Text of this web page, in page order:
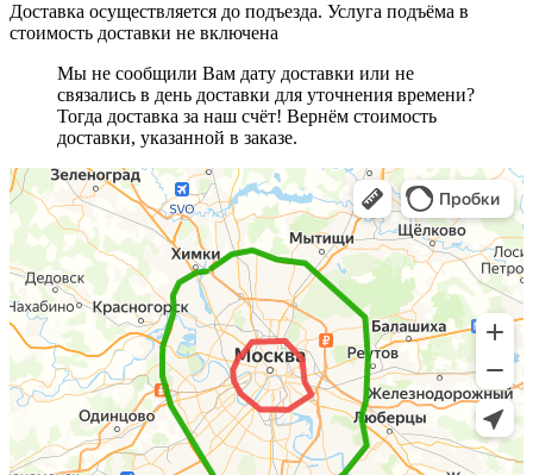
Доставка осуществляется до подъезда. Услуга подъёма в
стоимость доставки не включена
Мы не сообщили Вам дату доставки или не
связались в день доставки для уточнения времени?
Тогда доставка за наш счёт! Вернём стоимость
доставки, указанной в заказе.